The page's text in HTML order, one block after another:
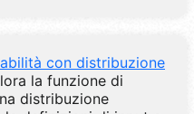
con distribuzione
la funzione di
distribuzione